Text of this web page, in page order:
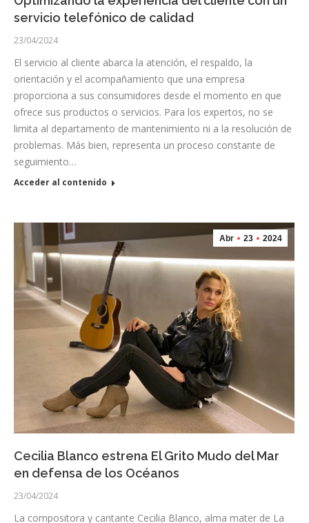
servicio telefónico de calidad
23/04/2024
El servicio al cliente abarca la atención, el respaldo, la
orientación y el acompañamiento que una empresa
proporciona a sus consumidores desde el momento en que
ofrece sus productos o servicios. Para los expertos, no se
limita al departamento de mantenimiento ni a la resolución de
problemas. Más bien, representa un proceso constante de
seguimiento…
Acceder al contenido
Abr 23 2024
Cecilia Blanco estrena El Grito Mudo del Mar
en defensa de los Océanos
23/04/2024
La compositora y cantante Cecilia Blanco, alma mater de La